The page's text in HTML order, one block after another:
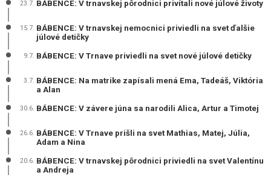
23.7. BÁBENCE: V trnavskej pôrodnici privítali nové júlové životy
15.7. BÁBENCE: V trnavskej nemocnici priviedli na svet ďalšie
júlové detičky
9.7. BÁBENCE: V Trnave priviedli na svet nové júlové detičky
3.7. BÁBENCE: Na matrike zapísali mená Ema, Tadeáš, Viktória
a Alan
30.6. BÁBENCE: V závere júna sa narodili Alica, Artur a Timotej
26.6. BÁBENCE: V Trnave prišli na svet Mathias, Matej, Júlia,
Adam a Nina
20.6. BÁBENCE: V trnavskej pôrodnici priviedli na svet Valentínu
a Andreja